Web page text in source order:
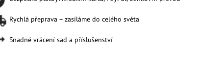
Rychlá přeprava – zasíláme do celého světa
Snadné vrácení sad a příslušenství